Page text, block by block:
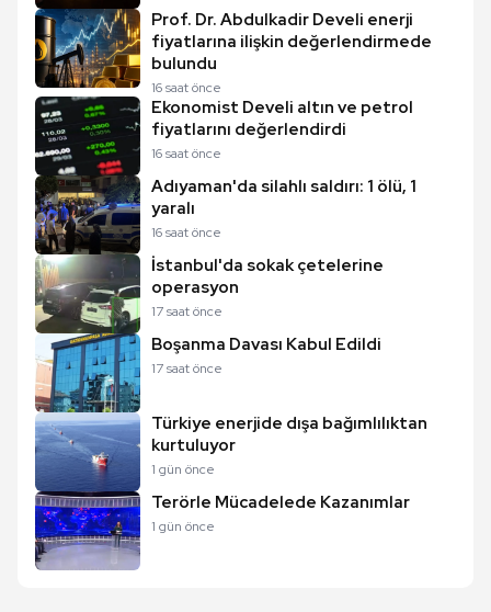
Prof. Dr. Abdulkadir Develi enerji
fiyatlarına ilişkin değerlendirmede
bulundu
16 saat önce
Ekonomist Develi altın ve petrol
fiyatlarını değerlendirdi
16 saat önce
Adıyaman'da silahlı saldırı: 1 ölü, 1
yaralı
16 saat önce
İstanbul'da sokak çetelerine
operasyon
17 saat önce
Boşanma Davası Kabul Edildi
17 saat önce
Türkiye enerjide dışa bağımlılıktan
kurtuluyor
1 gün önce
Terörle Mücadelede Kazanımlar
1 gün önce